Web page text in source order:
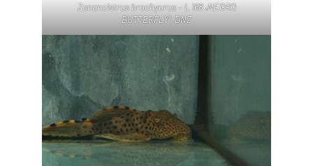
Zonancistrus brachyurus – L 168 „NEGRO
BUTTERFLY“, DNZ